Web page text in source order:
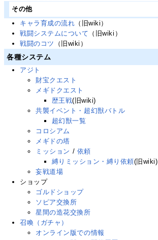
その他
キャラ育成の流れ （旧wiki）
戦闘システムについて （旧wiki）
戦闘のコツ
（旧wiki）
各種システム
アジト
財宝クエスト
メギドクエスト
歴王戦(旧wiki)
共襲イベント・超幻獣バトル
超幻獣一覧
コロシアム
メギドの塔
ミッション / 依頼
縛りミッション・縛り依頼(旧wiki)
妄戦道場
ショップ
ゴルドショップ
ソピア交換所
星間の造花交換所
召喚（ガチャ）
オンライン版での情報